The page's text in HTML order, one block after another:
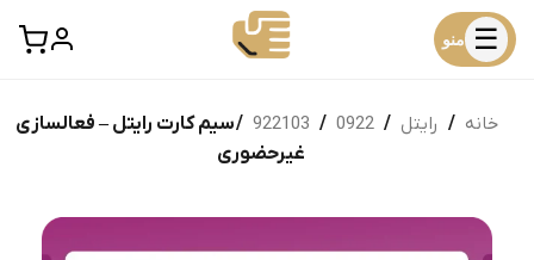
☰ منو
خانه / رایتل /
0922
/
922103 / سیم کارت رایتل – فعالسازی
غیرحضوری